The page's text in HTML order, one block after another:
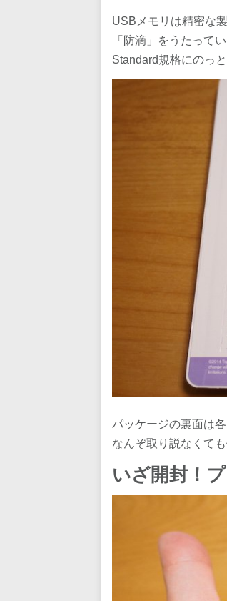
USBメモリは精密な
「防滴」をうたって
Standard規格にのっ
パッケージの裏面は
なんぞ取り説なくて
いざ開封！